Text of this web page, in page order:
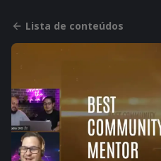
Lista de conteúdos